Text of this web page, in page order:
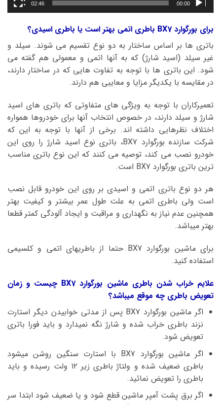
00:00
02:46
برای بورگوارد BX7 باطری اتمی بهتر است یا باطری اسیدی؟
باتری ها بر اساس ساختار به دو نوع تقسیم می شوند. سیلد و
غیر سیلد (اسید شارژ) که به آنها اتمی و معمولی هم گفته می
شود. این باتری ها با توجه به تفاوت هایی که در ساختار دارند،
در مقایسه با یکدیگر مزایا و معایبی هم دارند.
تعمیرکاران با توجه به ویژگی های متفاوتی که باتری های اسید
شارژ و سیلد دارند، در خصوص انتخاب آنها برای خودروها همواره
اختلاف نظرهایی داشته اند. برخی از آنها با توجه به این که
شرکت سازنده بورگوارد BX7، باتری نوع اسید شارژ را روی این
خودرو نصب می کند، توصیه می کنند که این نوع باتری مناسب
ترین باتری بورگوارد BX7 است.
هر دو نوع باتری اتمی و اسیدی بر روی این خودرو قابل نصب
است ولی باطری اتمی به علت طول عمر بیشتر و کیفیت بهتر
همچنین عدم نیاز به نگهداری و مراقبت و ایجاد آلودگی کمتر قطعا
بهتر میباشد.
برای ماشین بورگوارد BX7 حتما از باطریهای اتمی و کلسیمی
استفاده کنید.
علایم خراب شدن باطری ماشین بورگوارد BX7 چیست و زمان
تعویض باطری چه موقع میباشد؟
اگر ماشین بورگوارد BX7 پس از مدتی خوابیدن دیگر استارت
نزند باطری خراب شده و شارژ نگه نمیدارد و باید فورا باتری
تعویض شود.
اگر ماشین بورگوارد BX7 با استارت سنگین روشن میشود
باطری ضعیف شده و ولتاژ باطری زیر ۱۲ ولت رسیده و باید
باطری را تعویض نمائید.
اگر برق پشت آمپر ماشین قطع شود و یا ضعیف شود ابتدا سر